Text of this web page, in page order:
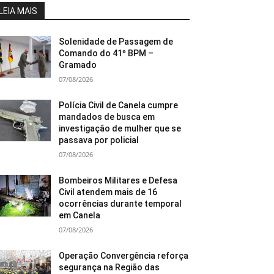
MAIS
Solenidade de Passagem de
Comando do 41º BPM –
Gramado
07/08/2026
Polícia Civil de Canela cumpre
mandados de busca em
investigação de mulher que se
passava por policial
07/08/2026
Bombeiros Militares e Defesa
Civil atendem mais de 16
ocorrências durante temporal
em Canela
07/08/2026
Operação Convergência reforça
segurança na Região das